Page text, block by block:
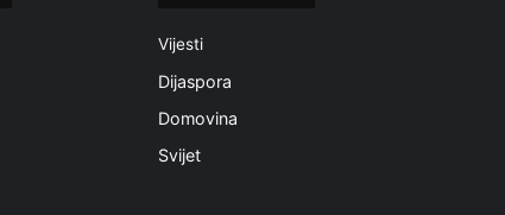
Vijesti
Dijaspora
Domovina
Svijet